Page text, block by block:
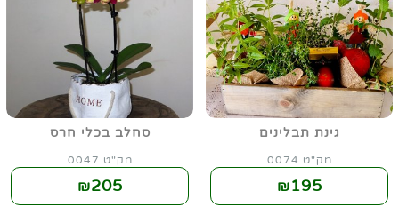
גינת תבלינים
מק"ט 0074
₪195
סחלב בכלי חרס
מק"ט 0047
₪205